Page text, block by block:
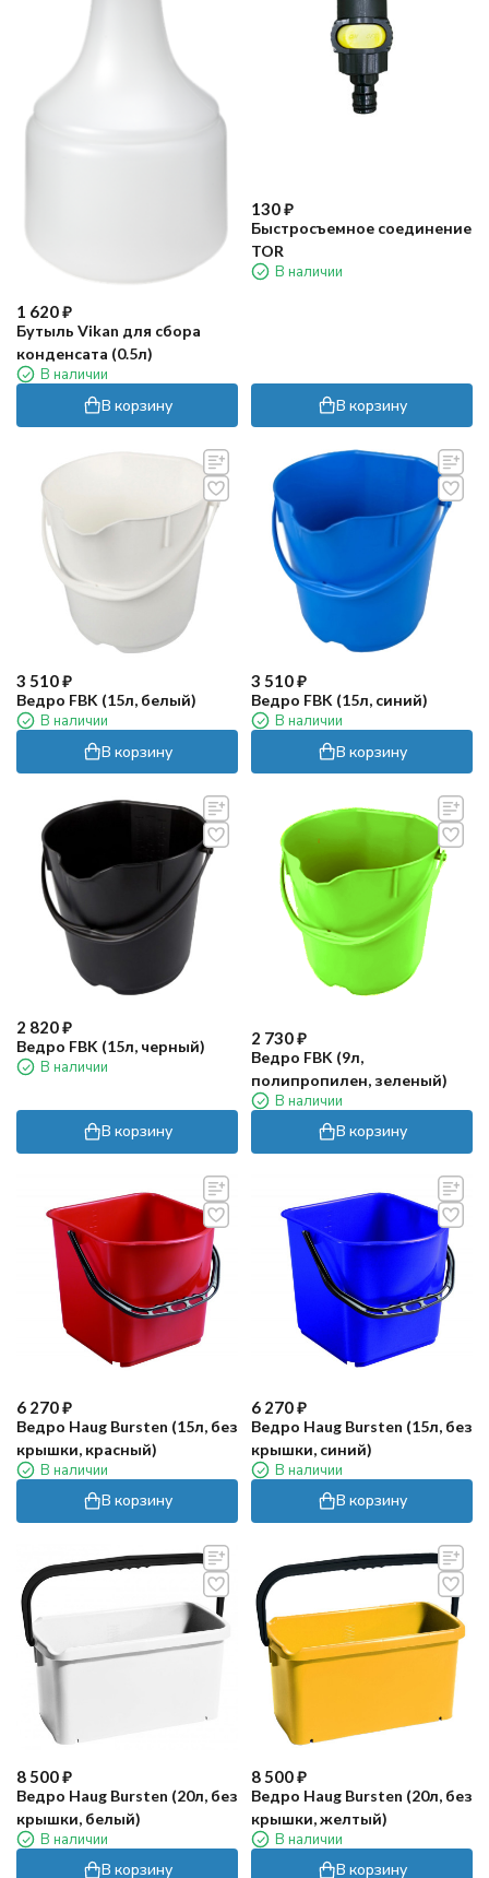
1 620₽
Бутыль Vikan для сбора
конденсата (0.5л)
В наличии
В корзину
130₽
Быстросъемное соединение
TOR
В наличии
В корзину
3 510₽
Ведро FBK (15л, белый)
В наличии
В корзину
3 510₽
Ведро FBK (15л, синий)
В наличии
В корзину
2 820₽
Ведро FBK (15л, черный)
В наличии
В корзину
2 730₽
Ведро FBK (9л,
полипропилен, зеленый)
В наличии
В корзину
6 270₽
Ведро Haug Bursten (15л, без
крышки, красный)
В наличии
В корзину
6 270₽
Ведро Haug Bursten (15л, без
крышки, синий)
В наличии
В корзину
8 500₽
Ведро Haug Bursten (20л, без
крышки, белый)
В наличии
В корзину
8 500₽
Ведро Haug Bursten (20л, без
крышки, желтый)
В наличии
В корзину